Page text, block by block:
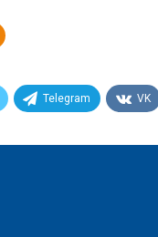
Telegram VK